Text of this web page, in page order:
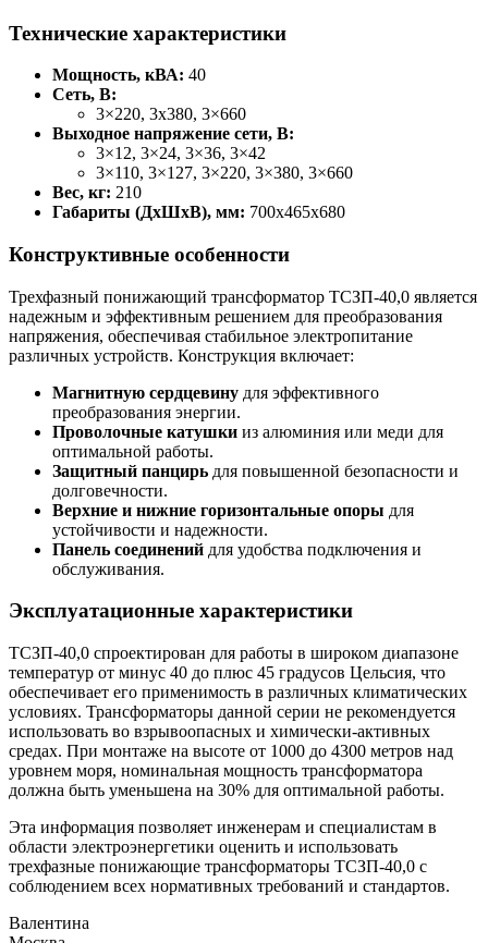
Технические характеристики
Мощность, кВА: 40
Сеть, В:
3×220, 3х380, 3×660
Выходное напряжение сети, В:
3×12, 3×24, 3×36, 3×42
3×110, 3×127, 3×220, 3×380, 3×660
Вес, кг: 210
Габариты (ДхШхВ), мм: 700х465х680
Конструктивные особенности
Трехфазный понижающий трансформатор ТСЗП-40,0 является
надежным и эффективным решением для преобразования
напряжения, обеспечивая стабильное электропитание
различных устройств. Конструкция включает:
Магнитную сердцевину для эффективного
преобразования энергии.
Проволочные катушки из алюминия или меди для
оптимальной работы.
Защитный панцирь для повышенной безопасности и
долговечности.
Верхние и нижние горизонтальные опоры для
устойчивости и надежности.
Панель соединений для удобства подключения и
обслуживания.
Эксплуатационные характеристики
ТСЗП-40,0 спроектирован для работы в широком диапазоне
температур от минус 40 до плюс 45 градусов Цельсия, что
обеспечивает его применимость в различных климатических
условиях. Трансформаторы данной серии не рекомендуется
использовать во взрывоопасных и химически-активных
средах. При монтаже на высоте от 1000 до 4300 метров над
уровнем моря, номинальная мощность трансформатора
должна быть уменьшена на 30% для оптимальной работы.
Эта информация позволяет инженерам и специалистам в
области электроэнергетики оценить и использовать
трехфазные понижающие трансформаторы ТСЗП-40,0 с
соблюдением всех нормативных требований и стандартов.
Валентина